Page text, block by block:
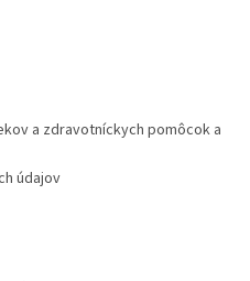
a zdravotníckych pomôcok a
údajov